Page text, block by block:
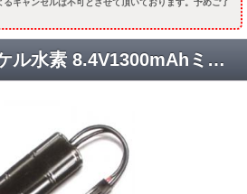
るキャンセルは不可とさせて頂いております。予めご了
バッテリー : ニッケル水素 8.4V1300mAhミニSサイズ [取寄]